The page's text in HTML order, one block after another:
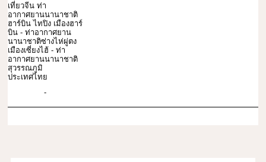
เที่ยวจีน ท่า
อากาศยานนานาชาติ
ฮาร์บิน ไทปิง เมืองฮาร์
บิน - ท่าอากาศยาน
นานาชาติซ่างไห่ผู่ตง
เมืองเซี่ยงไฮ้ - ท่า
อากาศยานนานาชาติ
สุวรรณภูมิ
ประเทศไทย
-